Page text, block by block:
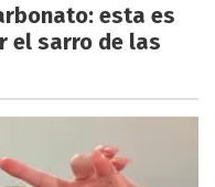
esta es
el sarro de las